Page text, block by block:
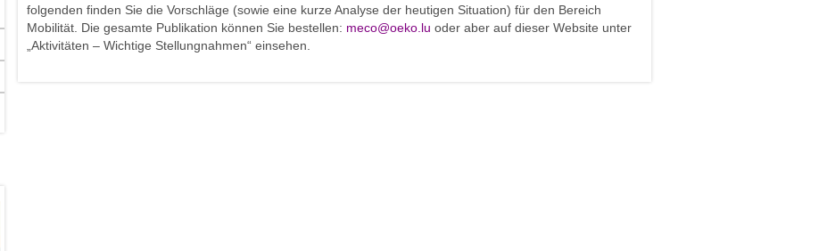
folgenden finden Sie die Vorschläge (sowie eine kurze Analyse der heutigen Situation) für den Bereich
Mobilität. Die gesamte Publikation können Sie bestellen: meco@oeko.lu oder aber auf dieser Website unter
„Aktivitäten – Wichtige Stellungnahmen“ einsehen.